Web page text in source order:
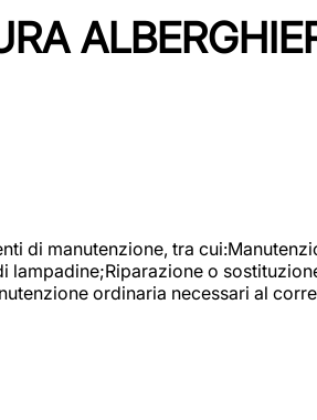
di manutenzione, tra
o
ordinaria necessari al